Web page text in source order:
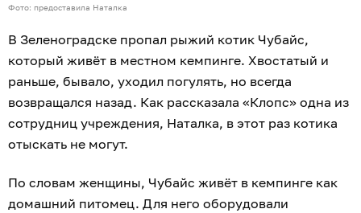
Фото: предоставила Наталка
В Зеленоградске пропал рыжий котик Чубайс,
который живёт в местном кемпинге. Хвостатый и
раньше, бывало, уходил погулять, но всегда
возвращался назад. Как рассказала «Клопс» одна из
сотрудниц учреждения, Наталка, в этот раз котика
отыскать не могут.
По словам женщины, Чубайс живёт в кемпинге как
домашний питомец. Для него оборудовали